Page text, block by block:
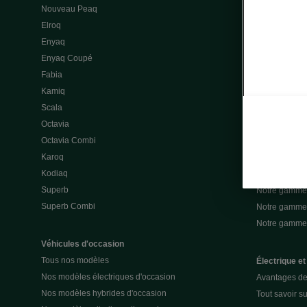
Nouveau Peaq
Elroq
Enyaq
Enyaq Coupé
Fabia
Kamiq
Scala
Octavia
Octavia Combi
Karoq
Kodiaq
Superb
Superb Combi
Véhicules d'occasion
Tous nos modèles
Nos modèles électriques d'occasion
Nos modèles hybrides d'occasion
Offres
Location
Découvrir
Nos offres
Nos offres
Notre
Notre
Notre
Notre
Notre
Notre
Électrique
Avantages
Tout savoir